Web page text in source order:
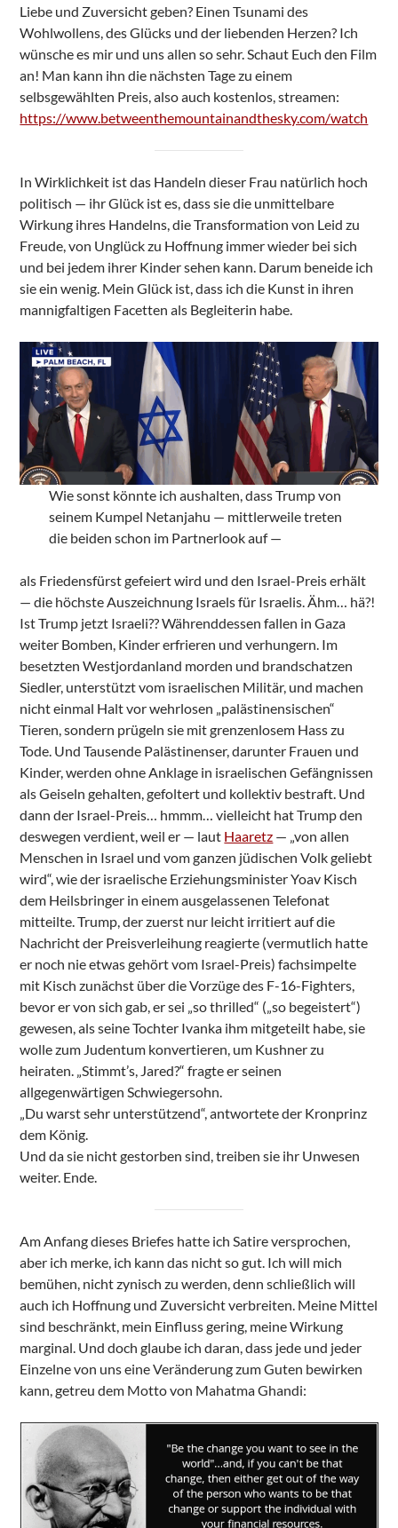
Liebe und Zuversicht geben? Einen Tsunami des
Wohlwollens, des Glücks und der liebenden Herzen? Ich
wünsche es mir und uns allen so sehr. Schaut Euch den Film
an! Man kann ihn die nächsten Tage zu einem
selbsgewählten Preis, also auch kostenlos, streamen:
https://www.betweenthemountainandthesky.com/watch
In Wirklichkeit ist das Handeln dieser Frau natürlich hoch
politisch — ihr Glück ist es, dass sie die unmittelbare
Wirkung ihres Handelns, die Transformation von Leid zu
Freude, von Unglück zu Hoffnung immer wieder bei sich
und bei jedem ihrer Kinder sehen kann. Darum beneide ich
sie ein wenig. Mein Glück ist, dass ich die Kunst in ihren
mannigfaltigen Facetten als Begleiterin habe.
Wie sonst könnte ich aushalten, dass Trump von
seinem Kumpel Netanjahu — mittlerweile treten
die beiden schon im Partnerlook auf —
als Friedensfürst gefeiert wird und den Israel-Preis erhält
— die höchste Auszeichnung Israels für Israelis. Ähm… hä?!
Ist Trump jetzt Israeli?? Währenddessen fallen in Gaza
weiter Bomben, Kinder erfrieren und verhungern. Im
besetzten Westjordanland morden und brandschatzen
Siedler, unterstützt vom israelischen Militär, und machen
nicht einmal Halt vor wehrlosen „palästinensischen“
Tieren, sondern prügeln sie mit grenzenlosem Hass zu
Tode. Und Tausende Palästinenser, darunter Frauen und
Kinder, werden ohne Anklage in israelischen Gefängnissen
als Geiseln gehalten, gefoltert und kollektiv bestraft. Und
dann der Israel-Preis… hmmm… vielleicht hat Trump den
deswegen verdient, weil er — laut Haaretz — „von allen
Menschen in Israel und vom ganzen jüdischen Volk geliebt
wird“, wie der israelische Erziehungsminister Yoav Kisch
dem Heilsbringer in einem ausgelassenen Telefonat
mitteilte. Trump, der zuerst nur leicht irritiert auf die
Nachricht der Preisverleihung reagierte (vermutlich hatte
er noch nie etwas gehört vom Israel-Preis) fachsimpelte
mit Kisch zunächst über die Vorzüge des F-16-Fighters,
bevor er von sich gab, er sei „so thrilled“ („so begeistert“)
gewesen, als seine Tochter Ivanka ihm mitgeteilt habe, sie
wolle zum Judentum konvertieren, um Kushner zu
heiraten. „Stimmt’s, Jared?“ fragte er seinen
allgegenwärtigen Schwiegersohn.
„Du warst sehr unterstützend“, antwortete der Kronprinz
dem König.
Und da sie nicht gestorben sind, treiben sie ihr Unwesen
weiter. Ende.
Am Anfang dieses Briefes hatte ich Satire versprochen,
aber ich merke, ich kann das nicht so gut. Ich will mich
bemühen, nicht zynisch zu werden, denn schließlich will
auch ich Hoffnung und Zuversicht verbreiten. Meine Mittel
sind beschränkt, mein Einfluss gering, meine Wirkung
marginal. Und doch glaube ich daran, dass jede und jeder
Einzelne von uns eine Veränderung zum Guten bewirken
kann, getreu dem Motto von Mahatma Ghandi: